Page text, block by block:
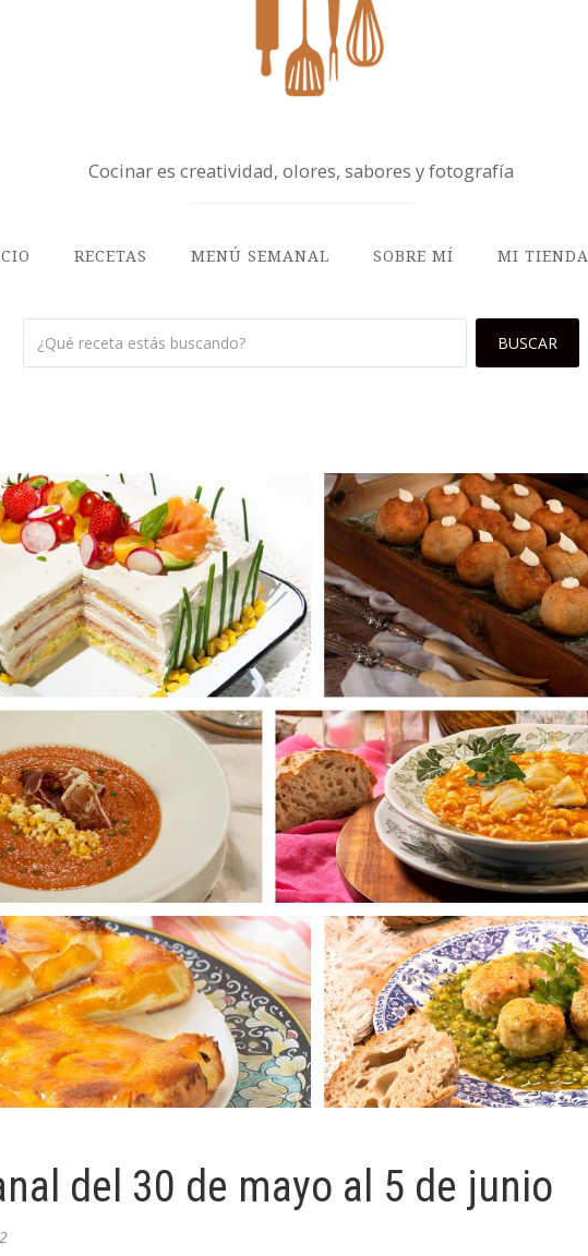
Cocinar es creatividad, olores, sabores y fotografía
RECETAS MENÚ SEMANAL SOBRE MÍ MI TIENDA
del 30 de mayo al 5 de junio